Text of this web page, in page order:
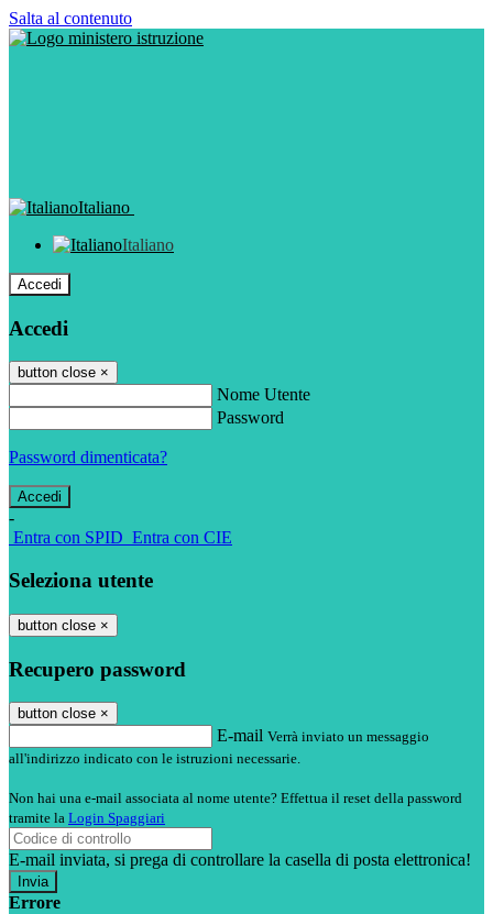
Salta al contenuto
Italiano
Italiano
Accedi
Accedi
button close ×
Nome Utente
Password
Password dimenticata?
-
Entra con SPID Entra con CIE
Seleziona utente
button close ×
Recupero password
button close ×
E-mail Verrà inviato un messaggio
all'indirizzo indicato con le istruzioni necessarie.
Non hai una e-mail associata al nome utente? Effettua il reset della password
tramite la Login Spaggiari
E-mail inviata, si prega di controllare la casella di posta elettronica!
Errore